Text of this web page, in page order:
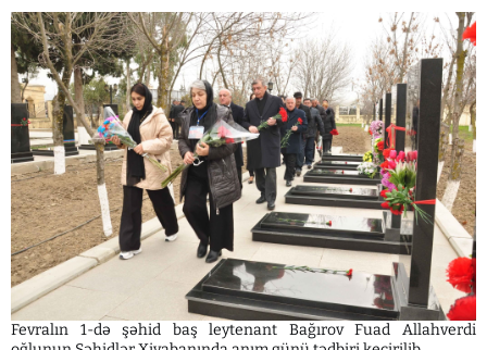
Fevralın 1-də şəhid baş leytenant Bağırov Fuad Allahverdi